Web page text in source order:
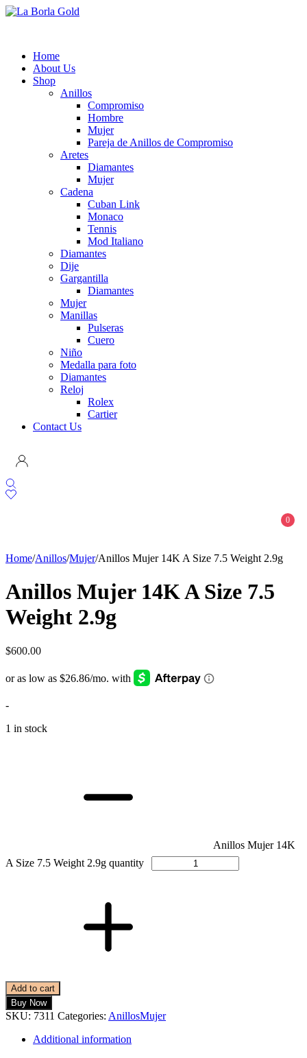
Home
About Us
Shop
Anillos
Compromiso
Hombre
Mujer
Pareja de Anillos de Compromiso
Aretes
Diamantes
Mujer
Cadena
Cuban Link
Monaco
Tennis
Mod Italiano
Diamantes
Dije
Gargantilla
Diamantes
Mujer
Manillas
Pulseras
Cuero
Niño
Medalla para foto
Diamantes
Reloj
Rolex
Cartier
Contact Us
0
Home/Anillos/Mujer/Anillos Mujer 14K A Size 7.5 Weight 2.9g
Anillos Mujer 14K A Size 7.5
Weight 2.9g
$600.00
-
1 in stock
Anillos Mujer 14K
A Size 7.5 Weight 2.9g quantity
Add to cart
Buy Now
SKU: 7311 Categories: AnillosMujer
Additional information